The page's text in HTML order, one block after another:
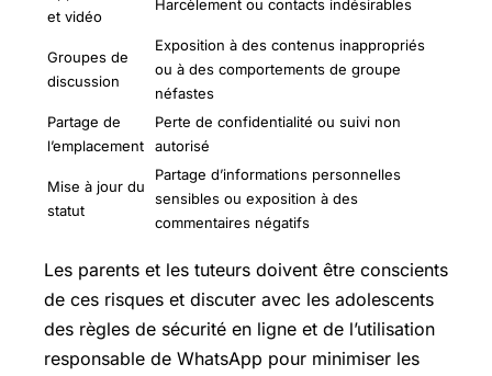
et vidéo
Harcèlement ou contacts indésirables
Groupes de
discussion
Exposition à des contenus inappropriés
ou à des comportements de groupe
néfastes
Partage de
l’emplacement
Perte de confidentialité ou suivi non
autorisé
Mise à jour du
statut
Partage d’informations personnelles
sensibles ou exposition à des
commentaires négatifs
Les parents et les tuteurs doivent être conscients
de ces risques et discuter avec les adolescents
des règles de sécurité en ligne et de l’utilisation
responsable de WhatsApp pour minimiser les